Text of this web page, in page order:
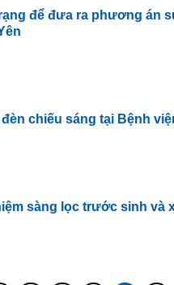
để đưa ra phương án
chiếu sáng tại Bệnh
sàng lọc trước sinh và